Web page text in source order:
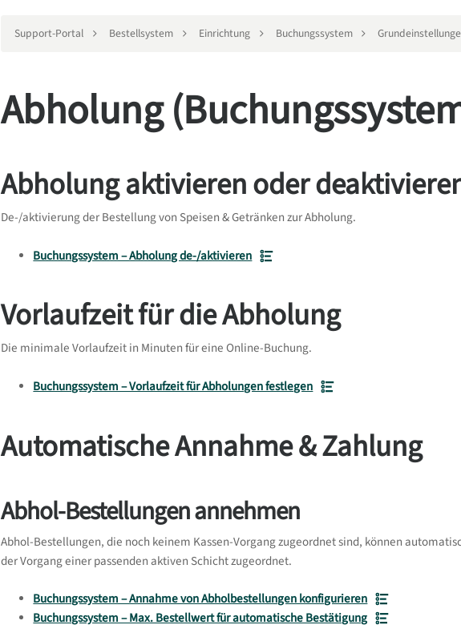
Support-Portal Bestellsystem Einrichtung Buchungssystem
Abholung
Abholung aktivieren oder
De-/aktivierung der Bestellung von Speisen & Getränken zur Abholung.
Buchungssystem – Abholung de-/aktivieren
Vorlaufzeit für die Abholung
Die minimale Vorlaufzeit in Minuten für eine Online-Buchung.
Buchungssystem – Vorlaufzeit für Abholungen festlegen
Automatische Annahme & Zahlung
Abhol-Bestellungen annehmen
Abhol-Bestellungen, die noch keinem Kassen-Vorgang zugeordnet sind, können
der Vorgang einer passenden aktiven Schicht zugeordnet.
Buchungssystem – Annahme von Abholbestellungen konfigurieren
Buchungssystem – Max. Bestellwert für automatische Bestätigung